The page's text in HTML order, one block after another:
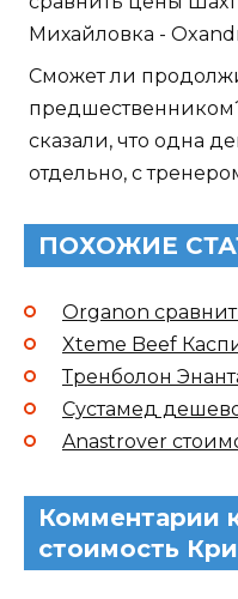
Михайловка -
Сможет ли
сказали, что одна
отдельно, с
ПОХОЖИЕ
Organon
Xteme Beef
Тренболон
Сустамед
Anastrover
Комментарии
стоимость